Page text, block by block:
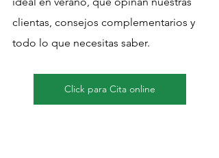
clientas, consejos complementarios y
todo lo que necesitas saber.
Click para Cita online